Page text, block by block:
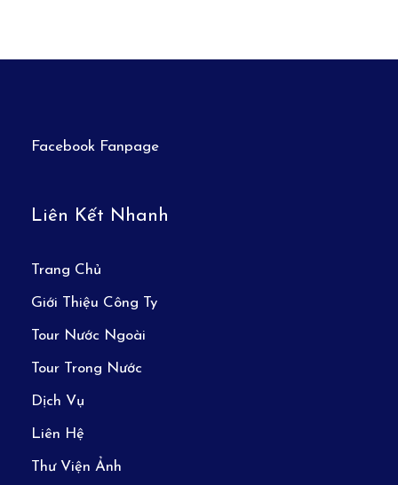
Facebook Fanpage
Liên Kết Nhanh
Trang Chủ
Giới Thiệu Công Ty
Tour Nước Ngoài
Tour Trong Nước
Dịch Vụ
Liên Hệ
Thư Viện Ảnh